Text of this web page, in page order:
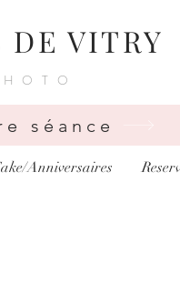
DE VITRY
séance
Anniversaires